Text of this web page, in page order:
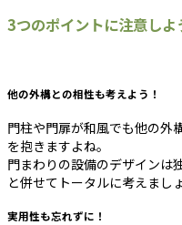
3つのポイントに注意しよ
他の外構との相性も考えよう！
門柱や門扉が和風でも他の外
を抱きますよね。
門まわりの設備のデザインは
と併せてトータルに考えましょ
実用性も忘れずに！